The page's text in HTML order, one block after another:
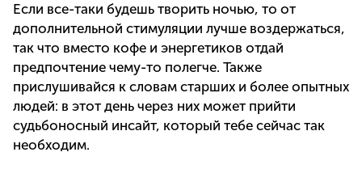
Если все-таки будешь творить ночью, то от
дополнительной стимуляции лучше воздержаться,
так что вместо кофе и энергетиков отдай
предпочтение чему-то полегче. Также
прислушивайся к словам старших и более опытных
людей: в этот день через них может прийти
судьбоносный инсайт, который тебе сейчас так
необходим.